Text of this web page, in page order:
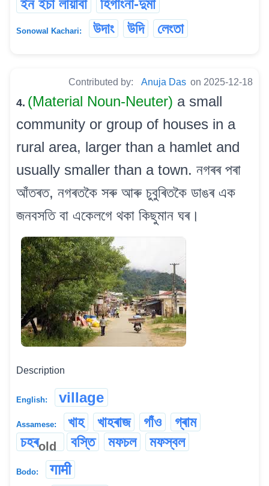
ইন ইচা লায়াবা
হিগাংনা-দুমা
Sonowal Kachari: উদাং উদি লেংতা
Contributed by: Anuja Das on 2025-12-18
4. (Material Noun-Neuter) a small
community or group of houses in a
rural area, larger than a hamlet and
usually smaller than a town. নগৰৰ পৰা
আঁতৰত, নগৰতকৈ সৰু আৰু চুবুৰিতকৈ ডাঙৰ এক
জনবসতি বা একেলগে থকা কিছুমান ঘৰ।
Description
English: village
Assamese: খাহ খাহৰাজ গাঁও
গ্ৰাম
চহৰold বস্তি মফচল মফস্বল
Bodo:
गामी